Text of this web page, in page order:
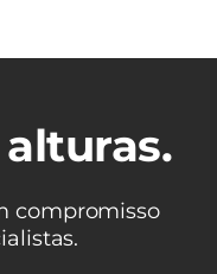
compromisso